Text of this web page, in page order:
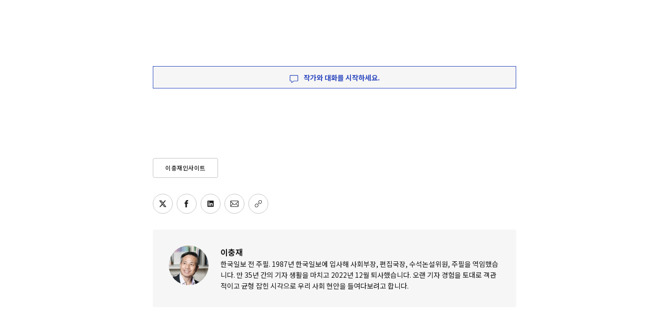
작가와 대화를 시작하세요.
이충재인사이트
이충재
한국일보 전 주필. 1987년 한국일보에 입사해 사회부장, 편집국장, 수석논설위원, 주필을 역임했습
니다. 만 35년 간의 기자 생활을 마치고 2022년 12월 퇴사했습니다. 오랜 기자 경험을 토대로 객관
적이고 균형 잡힌 시각으로 우리 사회 현안을 들여다보려고 합니다.